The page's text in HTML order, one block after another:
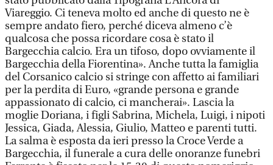
Viareggio. Ci teneva molto ed anche di questo ne è
sempre andato fiero, perché diceva almeno c’è
qualcosa che possa ricordare cosa è stato il
Bargecchia calcio. Era un tifoso, dopo ovviamente il
Bargecchia della Fiorentina». Anche tutta la famiglia
del Corsanico calcio si stringe con affetto ai familiari
per la perdita di Euro, «grande persona e grande
appassionato di calcio, ci mancherai». Lascia la
moglie Doriana, i figli Sabrina, Michela, Luigi, i nipoti
Jessica, Giada, Alessia, Giulio, Matteo e parenti tutti.
La salma è esposta da ieri presso la Croce Verde a
Bargecchia, il funerale a cura delle onoranze funebri